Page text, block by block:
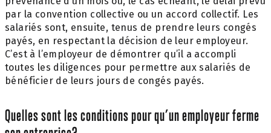
par la convention collective ou un accord collectif. Les
salariés sont, ensuite, tenus de prendre leurs congés
payés, en respectant la décision de leur employeur.
C’est à l’employeur de démontrer qu’il a accompli
toutes les diligences pour permettre aux salariés de
bénéficier de leurs jours de congés payés.
Quelles sont les conditions pour qu’un employeur ferme